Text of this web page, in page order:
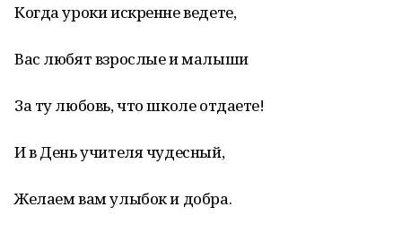
Когда уроки искренне ведете,
Вас любят взрослые и малыши
За ту любовь, что школе отдаете!
И в День учителя чудесный,
Желаем вам улыбок и добра.